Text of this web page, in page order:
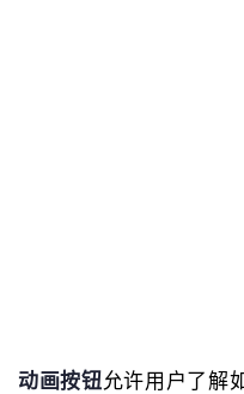
动画按钮允许用户了解